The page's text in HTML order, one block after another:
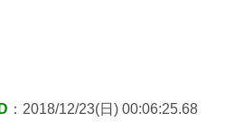
：2018/12/23(日) 00:06:25.68